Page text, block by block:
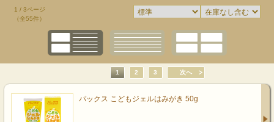
1 / 3ページ
（全55件）
1 2 3 次へ
パックス こどもジェルはみがき 50g